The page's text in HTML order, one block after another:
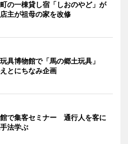
の一棟貸し宿「しおのやど」が
主が祖母の家を改修
具博物館で「馬の郷土玩具」
とにちなみ企画
で集客セミナー 通行人を客に
法学ぶ